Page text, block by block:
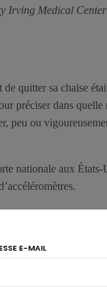
Irving Medical Center
quitter sa chaise
préciser dans quelle
peu ou
nationale aux États-
équivalent d’une
modérées à intenses
E-MAIL